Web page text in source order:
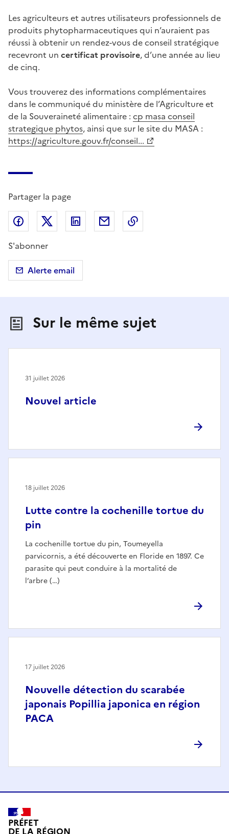
Les agriculteurs et autres utilisateurs professionnels de
produits phytopharmaceutiques qui n’auraient pas
réussi à obtenir un rendez-vous de conseil stratégique
recevront un certificat provisoire, d’une année au lieu
de cinq.
Vous trouverez des informations complémentaires
dans le communiqué du ministère de l’Agriculture et
de la Souveraineté alimentaire : cp masa conseil
strategique phytos, ainsi que sur le site du MASA :
https://agriculture.gouv.fr/conseil...
Partager la page
Partager sur Facebook
Partager sur X (anciennement Twitter)
Partager sur LinkedIn
Partager par email
S'abonner
Alerte email
Sur le même sujet
Nouvel article
31 juillet 2026
Lutte contre la cochenille tortue du
pin
La cochenille tortue du pin, Toumeyella
parvicornis, a été découverte en Floride en 1897. Ce
parasite qui peut conduire à la mortalité de
l’arbre (…)
18 juillet 2026
Nouvelle détection du scarabée
japonais Popillia japonica en région
PACA
17 juillet 2026
PRÉFET